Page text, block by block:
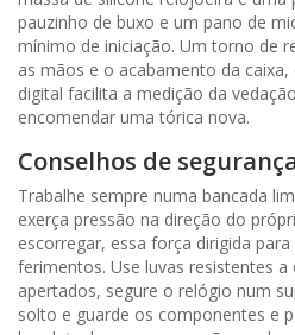
pauzinho de buxo e um pano de
mínimo de iniciação. Um torno de
as mãos e o acabamento da
digital facilita a medição da
encomendar uma tórica nova.
Conselhos de
Trabalhe sempre numa bancada
exerça pressão na direção do
escorregar, essa força dirigida
ferimentos. Use luvas resistentes
apertados, segure o relógio num
solto e guarde os componentes e